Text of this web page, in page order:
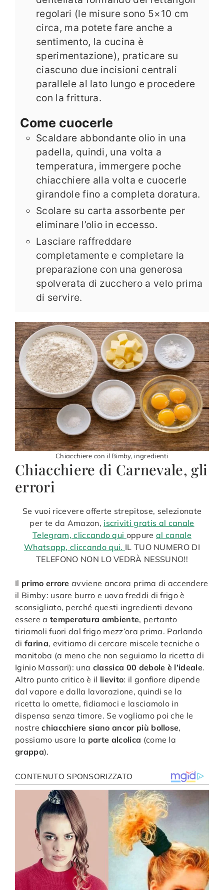
regolari (le misure sono 5×10 cm
circa, ma potete fare anche a
sentimento, la cucina è
sperimentazione), praticare su
ciascuno due incisioni centrali
parallele al lato lungo e procedere
con la frittura.
Come cuocerle
Scaldare abbondante olio in una
padella, quindi, una volta a
temperatura, immergere poche
chiacchiere alla volta e cuocerle
girandole fino a completa doratura.
Scolare su carta assorbente per
eliminare l’olio in eccesso.
Lasciare raffreddare
completamente e completare la
preparazione con una generosa
spolverata di zucchero a velo prima
di servire.
Chiacchiere con il Bimby, ingredienti
Chiacchiere di Carnevale, gli
errori
Se vuoi ricevere offerte strepitose, selezionate
per te da Amazon, iscriviti gratis al canale
Telegram, cliccando qui oppureal canale
Whatsapp, cliccando qui. IL TUO NUMERO DI
TELEFONO NON LO VEDRÀ NESSUNO!!
Il primo errore avviene ancora prima di accendere
il Bimby: usare burro e uova freddi di frigo è
sconsigliato, perché questi ingredienti devono
essere a temperatura ambiente, pertanto
tiriamoli fuori dal frigo mezz’ora prima. Parlando
di farina, evitiamo di cercare miscele tecniche o
manitoba (a meno che non seguiamo la ricetta di
Iginio Massari): una classica 00 debole è l’ideale.
Altro punto critico è il lievito: il gonfiore dipende
dal vapore e dalla lavorazione, quindi se la
ricetta lo omette, fidiamoci e lasciamolo in
dispensa senza timore. Se vogliamo poi che le
nostrechiacchiere siano ancor più bollose,
possiamo usare la parte alcolica (come la
grappa).